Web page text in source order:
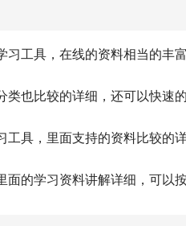
工具，在线的资料相当的丰
也比较的详细，还可以快速的
具，里面支持的资料比较的
的学习资料讲解详细，可以